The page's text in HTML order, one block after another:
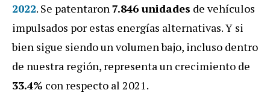
2022. Se patentaron7.846 unidades de vehículos
impulsados por estas energías alternativas. Y si
bien sigue siendo un volumen bajo, incluso dentro
de nuestra región, representa un crecimiento de
33.4% con respecto al 2021.